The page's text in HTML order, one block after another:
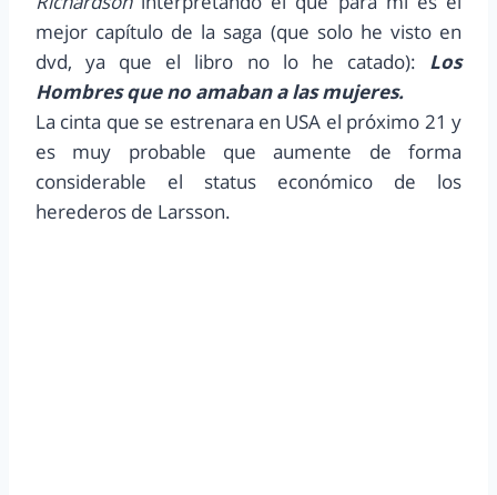
mejor capítulo de la saga (que solo he visto en
dvd, ya que el libro no lo he catado): Los
Hombres que no amaban a las mujeres.
La cinta que se estrenara en USA el próximo 21 y
es muy probable que aumente de forma
considerable el status económico de los
herederos de Larsson.